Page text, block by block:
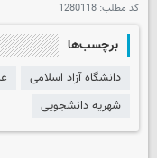
کد مطلب: 1280118
برچسب‌ها
دانشگاه آزاد اسلامی
شهریه دانشجویی